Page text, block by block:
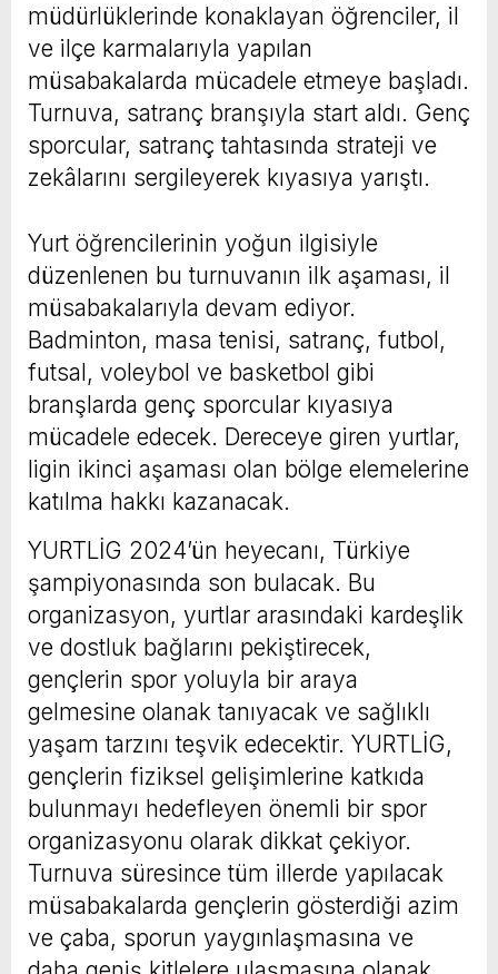
müdürlüklerinde konaklayan öğrenciler, il
ve ilçe karmalarıyla yapılan
müsabakalarda mücadele etmeye başladı.
Turnuva, satranç branşıyla start aldı. Genç
sporcular, satranç tahtasında strateji ve
zekâlarını sergileyerek kıyasıya yarıştı.
Yurt öğrencilerinin yoğun ilgisiyle
düzenlenen bu turnuvanın ilk aşaması, il
müsabakalarıyla devam ediyor.
Badminton, masa tenisi, satranç, futbol,
futsal, voleybol ve basketbol gibi
branşlarda genç sporcular kıyasıya
mücadele edecek. Dereceye giren yurtlar,
ligin ikinci aşaması olan bölge elemelerine
katılma hakkı kazanacak.
YURTLİG 2024’ün heyecanı, Türkiye
şampiyonasında son bulacak. Bu
organizasyon, yurtlar arasındaki kardeşlik
ve dostluk bağlarını pekiştirecek,
gençlerin spor yoluyla bir araya
gelmesine olanak tanıyacak ve sağlıklı
yaşam tarzını teşvik edecektir. YURTLİG,
gençlerin fiziksel gelişimlerine katkıda
bulunmayı hedefleyen önemli bir spor
organizasyonu olarak dikkat çekiyor.
Turnuva süresince tüm illerde yapılacak
müsabakalarda gençlerin gösterdiği azim
ve çaba, sporun yaygınlaşmasına ve